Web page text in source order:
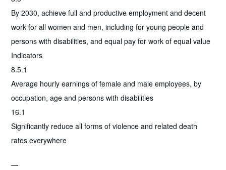
By 2030, achieve full and productive employment and decent
work for all women and men, including for young people and
persons with disabilities, and equal pay for work of equal value
Indicators
8.5.1
Average hourly earnings of female and male employees, by
occupation, age and persons with disabilities
16.1
Significantly reduce all forms of violence and related death
rates everywhere
—